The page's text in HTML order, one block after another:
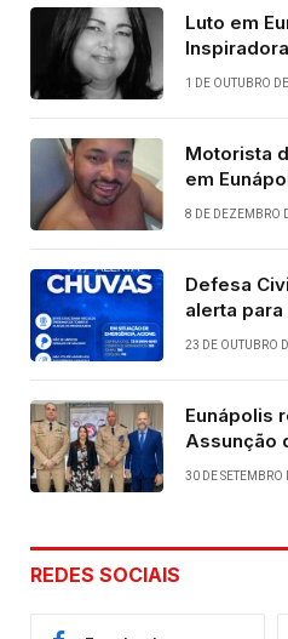
Luto em
Contadora
1 DE OUTUBRO
Motorista
em
vida após
8 DE DEZEMBRO
Defesa
alerta para
23 DE OUTUBRO
Eunápolis
Assunção
viabilizada
30 DE SETEMBRO
REDES SOCIAIS